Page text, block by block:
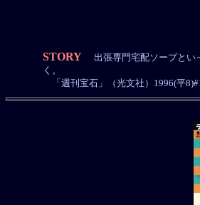
STORY
出張専門宅配ソープとい
く。
「週刊宝石」（光文社）1996(平